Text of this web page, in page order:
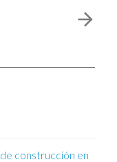
construcción en